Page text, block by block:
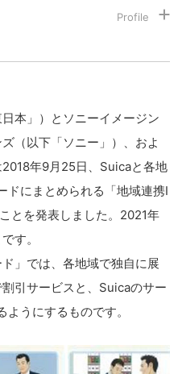
としてまた起業家としてITスタ
ウェアからソフトウェアの事業
前線で見てきた生き字引として
アのニュースポータルの創業デ
に。世界最大IT系メディア（ス
長、World Innovation Lab(WiL)
ートアップ支援側の取り組みに
本」）とソニーイメージン
（以下「ソニー」）、およ
年9月25日、Suicaと各地
ドにまとめられる「地域連携I
とを発表しました。2021年
す。
」では、各地域で独自に展
引サービスと、Suicaのサー
うにするものです。